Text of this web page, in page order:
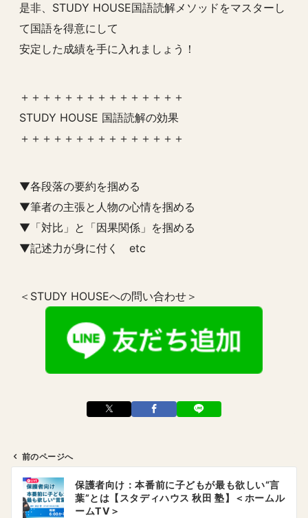
是非、STUDY HOUSE国語読解メソッドをマスターし
て国語を得意にして
安定した成績を手に入れましょう！
＋＋＋＋＋＋＋＋＋＋＋＋＋＋＋
STUDY HOUSE 国語読解の効果
＋＋＋＋＋＋＋＋＋＋＋＋＋＋＋
▼各段落の要約を掴める
▼筆者の主張と人物の心情を掴める
▼「対比」と「因果関係」を掴める
▼記述力が身に付く etc
＜STUDY HOUSEへの問い合わせ＞
前のページへ
保護者向け：本番前に子どもが最も欲しい“言
葉”とは【スタディハウス 秋田 塾】＜ホームル
ームTV＞